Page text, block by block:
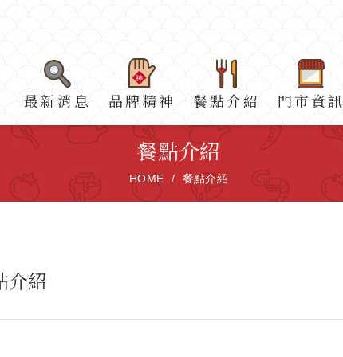
最新消息 品牌精神 餐點介紹 門市資訊
餐點介紹
HOME 餐點介紹
介紹